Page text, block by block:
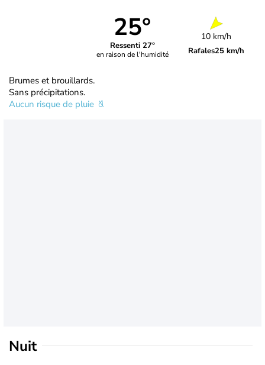
25°
Ressenti 27°
en raison de l'humidité
10 km/h
Rafales25 km/h
Brumes et brouillards.
Sans précipitations.
Aucun risque de pluie
Nuit